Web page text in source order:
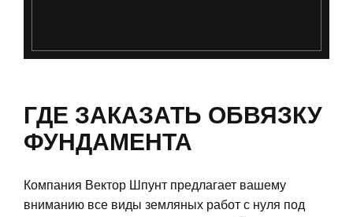
ГДЕ ЗАКАЗАТЬ ОБВЯЗКУ
ФУНДАМЕНТА
Компания Вектор Шпунт предлагает вашему
вниманию все виды земляных работ с нуля под